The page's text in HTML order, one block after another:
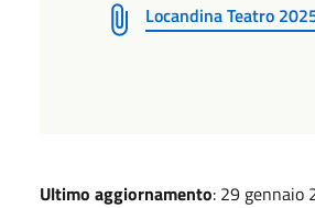
Locandina Teatro
Ultimo aggiornamento: 29 gennaio